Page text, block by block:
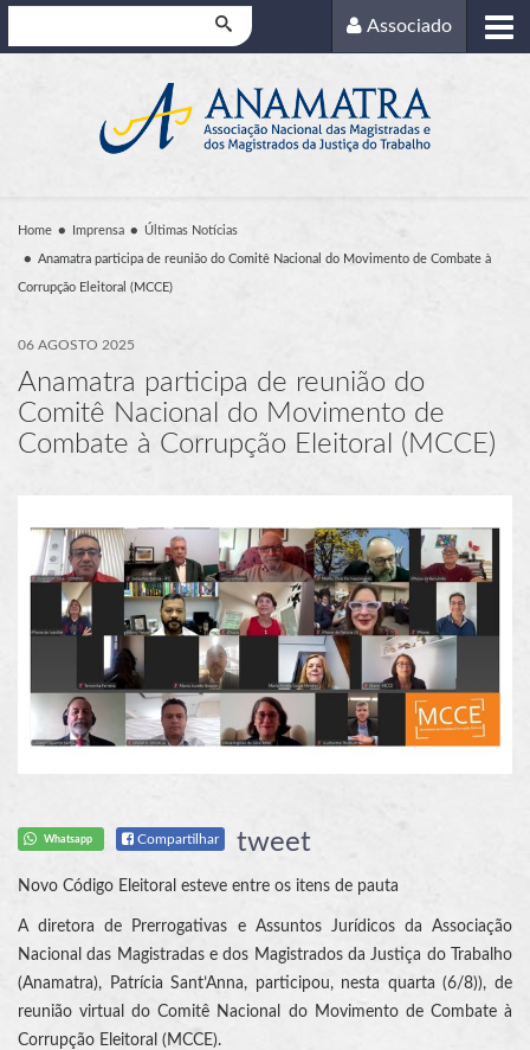
Associado
Home Imprensa Últimas Notícias
Anamatra participa de reunião do Comitê Nacional do Movimento de Combate à
Corrupção Eleitoral (MCCE)
06 AGOSTO 2025
Anamatra participa de reunião do
Comitê Nacional do Movimento de
Combate à Corrupção Eleitoral (MCCE)
Whatsapp Compartilhar tweet
Novo Código Eleitoral esteve entre os itens de pauta
A diretora de Prerrogativas e Assuntos Jurídicos da Associação
Nacional das Magistradas e dos Magistrados da Justiça do Trabalho
(Anamatra), Patrícia Sant’Anna, participou, nesta quarta (6/8)), de
reunião virtual do Comitê Nacional do Movimento de Combate à
Corrupção Eleitoral (MCCE).